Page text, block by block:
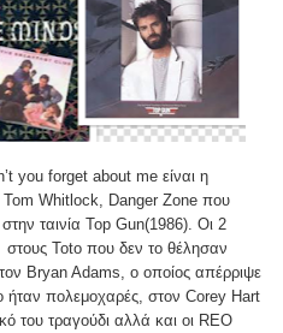
you forget about me είναι η
Whitlock, Danger Zone που
ταινία Top Gun(1986). Οι 2
Toto που δεν το θέλησαν
Bryan Adams, ο οποίος απέρριψε
ήταν πολεμοχαρές, στον Corey Hart
του τραγούδι αλλά και οι REO